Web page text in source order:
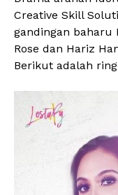
Creative Skill
gandingan baharu
Rose dan Hariz
Berikut adalah